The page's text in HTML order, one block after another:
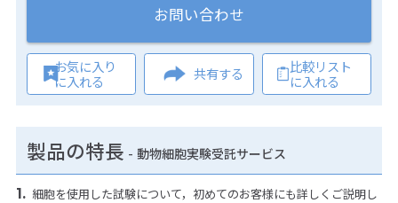
お問い合わせ
お気に入り
に入れる
共有する
比較リスト
に入れる
製品の特長 - 動物細胞実験受託サービス
細胞を使用した試験について，初めてのお客様にも詳しくご説明し